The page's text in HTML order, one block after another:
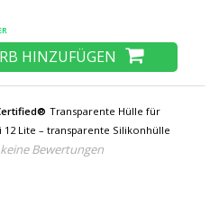
HINZUFÜGEN
Transparente Hülle für
12 Lite – transparente Silikonhülle
Bewertungen